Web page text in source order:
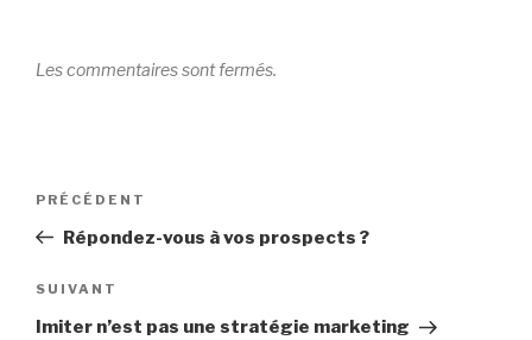
Les commentaires sont fermés.
Navigation
l’article
Article
précédent
PRÉCÉDENT
Répondez-vous à vos prospects ?
Article
suivant
SUIVANT
Imiter n’est pas une stratégie marketing